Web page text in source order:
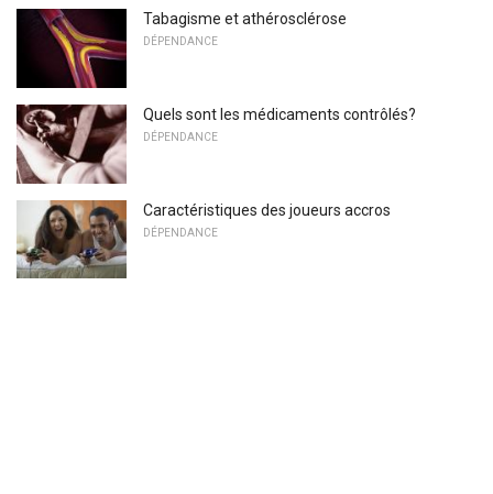
Tabagisme et athérosclérose
DÉPENDANCE
Quels sont les médicaments contrôlés?
DÉPENDANCE
Caractéristiques des joueurs accros
DÉPENDANCE